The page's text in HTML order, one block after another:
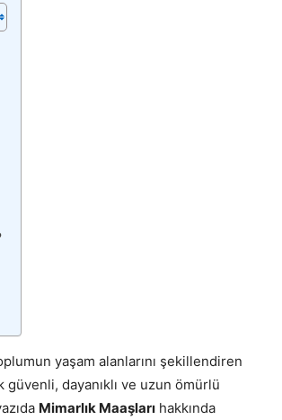
yaşam alanlarını şekillendiren
dayanıklı ve uzun ömürlü
Mimarlık Maaşları hakkında